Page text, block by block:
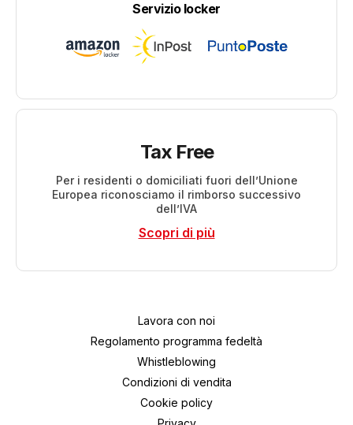
Servizio locker
Tax Free
Per i residenti o domiciliati fuori dell’Unione
Europea riconosciamo il rimborso successivo
dell’IVA
Scopri di più
Lavora con noi
Regolamento programma fedeltà
Whistleblowing
Condizioni di vendita
Cookie policy